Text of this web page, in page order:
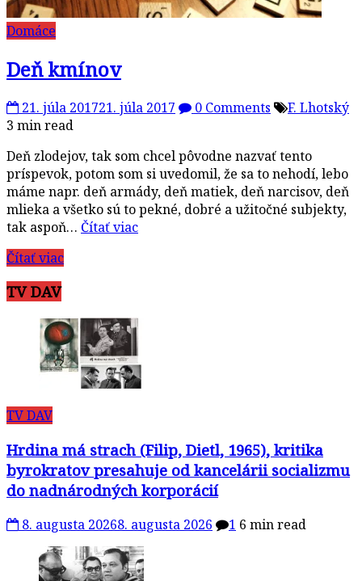
Domáce
Deň kmínov
21. júla 201721. júla 2017 0 Comments
F. Lhotský
3 min read
Deň zlodejov, tak som chcel pôvodne nazvať tento
príspevok, potom som si uvedomil, že sa to nehodí, lebo
máme napr. deň armády, deň matiek, deň narcisov, deň
mlieka a všetko sú to pekné, dobré a užitočné subjekty,
tak aspoň… Čítať viac
Čítať viac
TV DAV
TV DAV
Hrdina má strach (Filip, Dietl, 1965), kritika
byrokratov presahuje od kancelárii socializmu
do nadnárodných korporácií
8. augusta 20268. augusta 2026 1 6 min read